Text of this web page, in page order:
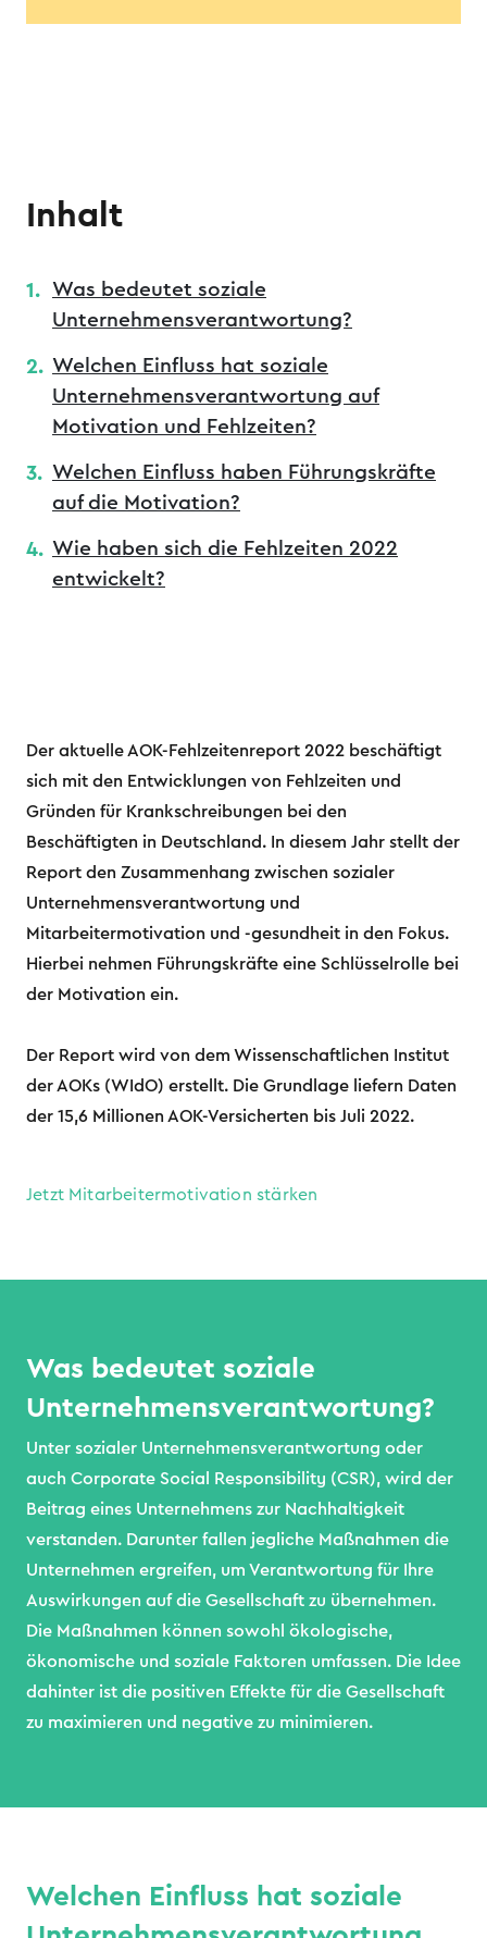
Inhalt
Was bedeutet soziale
Unternehmensverantwortung?
Welchen Einfluss hat soziale
Unternehmensverantwortung auf
Motivation und Fehlzeiten?
Welchen Einfluss haben Führungskräfte
auf die Motivation?
Wie haben sich die Fehlzeiten 2022
entwickelt?
Der aktuelle AOK-Fehlzeitenreport 2022 beschäftigt
sich mit den Entwicklungen von Fehlzeiten und
Gründen für Krankschreibungen bei den
Beschäftigten in Deutschland. In diesem Jahr stellt der
Report den Zusammenhang zwischen sozialer
Unternehmensverantwortung und
Mitarbeitermotivation und -gesundheit in den Fokus.
Hierbei nehmen Führungskräfte eine Schlüsselrolle bei
der Motivation ein.
Der Report wird von dem Wissenschaftlichen Institut
der AOKs (WIdO) erstellt. Die Grundlage liefern Daten
der 15,6 Millionen AOK-Versicherten bis Juli 2022.
Jetzt Mitarbeitermotivation stärken
Was bedeutet soziale
Unternehmensverantwortung?
Unter sozialer Unternehmensverantwortung oder
auch Corporate Social Responsibility (CSR), wird der
Beitrag eines Unternehmens zur Nachhaltigkeit
verstanden. Darunter fallen jegliche Maßnahmen die
Unternehmen ergreifen, um Verantwortung für Ihre
Auswirkungen auf die Gesellschaft zu übernehmen.
Die Maßnahmen können sowohl ökologische,
ökonomische und soziale Faktoren umfassen. Die Idee
dahinter ist die positiven Effekte für die Gesellschaft
zu maximieren und negative zu minimieren.
Welchen Einfluss hat soziale